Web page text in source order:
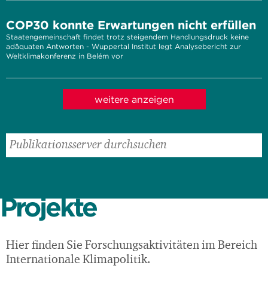
COP30 konnte Erwartungen nicht erfüllen
Staatengemeinschaft findet trotz steigendem Handlungsdruck keine
adäquaten Antworten - Wuppertal Institut legt Analysebericht zur
Weltklimakonferenz in Belém vor
weitere anzeigen
Projekte
Hier finden Sie Forschungsaktivitäten im Bereich
Internationale Klimapolitik.